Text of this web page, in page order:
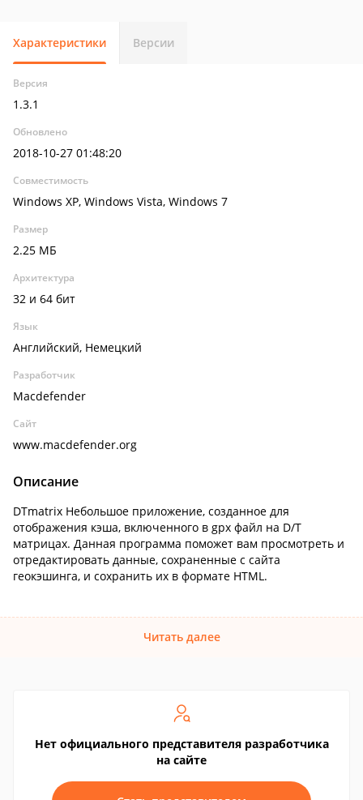
Характеристики Версии
Версия
1.3.1
Обновлено
2018-10-27 01:48:20
Совместимость
Windows XP, Windows Vista, Windows 7
Размер
2.25 МБ
Архитектура
32 и 64 бит
Язык
Английский, Немецкий
Разработчик
Macdefender
Сайт
www.macdefender.org
Описание
DTmatrix Небольшое приложение, созданное для
отображения кэша, включенного в gpx файл на D/T
матрицах. Данная программа поможет вам просмотреть и
отредактировать данные, сохраненные с сайта
геокэшинга, и сохранить их в формате HTML.
Читать далее
Нет официального представителя разработчика
на сайте